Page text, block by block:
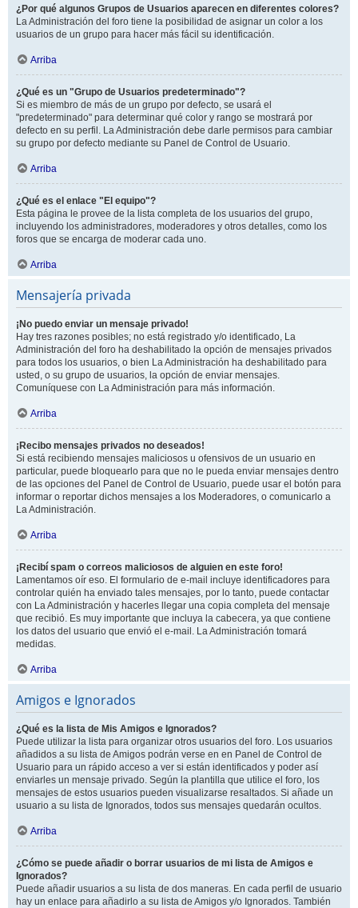
¿Por qué algunos Grupos de Usuarios aparecen en diferentes colores?
La Administración del foro tiene la posibilidad de asignar un color a los
usuarios de un grupo para hacer más fácil su identificación.
Arriba
¿Qué es un "Grupo de Usuarios predeterminado"?
Si es miembro de más de un grupo por defecto, se usará el
"predeterminado" para determinar qué color y rango se mostrará por
defecto en su perfil. La Administración debe darle permisos para cambiar
su grupo por defecto mediante su Panel de Control de Usuario.
Arriba
¿Qué es el enlace "El equipo"?
Esta página le provee de la lista completa de los usuarios del grupo,
incluyendo los administradores, moderadores y otros detalles, como los
foros que se encarga de moderar cada uno.
Arriba
Mensajería privada
¡No puedo enviar un mensaje privado!
Hay tres razones posibles; no está registrado y/o identificado, La
Administración del foro ha deshabilitado la opción de mensajes privados
para todos los usuarios, o bien La Administración ha deshabilitado para
usted, o su grupo de usuarios, la opción de enviar mensajes.
Comuníquese con La Administración para más información.
Arriba
¡Recibo mensajes privados no deseados!
Si está recibiendo mensajes maliciosos u ofensivos de un usuario en
particular, puede bloquearlo para que no le pueda enviar mensajes dentro
de las opciones del Panel de Control de Usuario, puede usar el botón para
informar o reportar dichos mensajes a los Moderadores, o comunicarlo a
La Administración.
Arriba
¡Recibí spam o correos maliciosos de alguien en este foro!
Lamentamos oír eso. El formulario de e-mail incluye identificadores para
controlar quién ha enviado tales mensajes, por lo tanto, puede contactar
con La Administración y hacerles llegar una copia completa del mensaje
que recibió. Es muy importante que incluya la cabecera, ya que contiene
los datos del usuario que envió el e-mail. La Administración tomará
medidas.
Arriba
Amigos e Ignorados
¿Qué es la lista de Mis Amigos e Ignorados?
Puede utilizar la lista para organizar otros usuarios del foro. Los usuarios
añadidos a su lista de Amigos podrán verse en en Panel de Control de
Usuario para un rápido acceso a ver si están identificados y poder así
enviarles un mensaje privado. Según la plantilla que utilice el foro, los
mensajes de estos usuarios pueden visualizarse resaltados. Si añade un
usuario a su lista de Ignorados, todos sus mensajes quedarán ocultos.
Arriba
¿Cómo se puede añadir o borrar usuarios de mi lista de Amigos e
Ignorados?
Puede añadir usuarios a su lista de dos maneras. En cada perfil de usuario
hay un enlace para añadirlo a su lista de Amigos y/o Ignorados. También